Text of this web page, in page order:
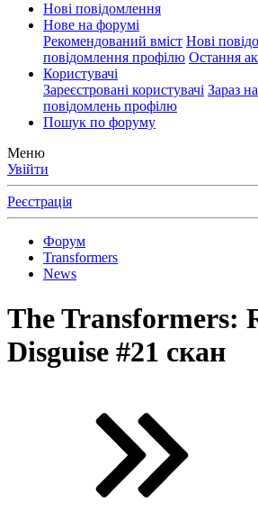
Нові повідомлення
Нове на форумі
Рекомендований вміст Нові
повідомлення профілю Остання
Користувачі
Зареєстровані користувачі Зараз
повідомлень профілю
Пошук по форуму
Меню
Увійти
Реєстрація
Форум
Transformers
News
The Transformers:
Disguise #21 скан